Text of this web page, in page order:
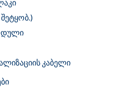
კაბელი